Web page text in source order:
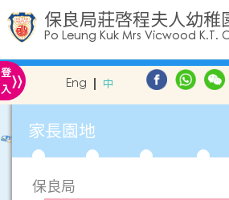
保良局莊啓程夫人幼稚
Po Leung Kuk Mrs Vicwood
登
入» Eng 中
家長園地
保良局